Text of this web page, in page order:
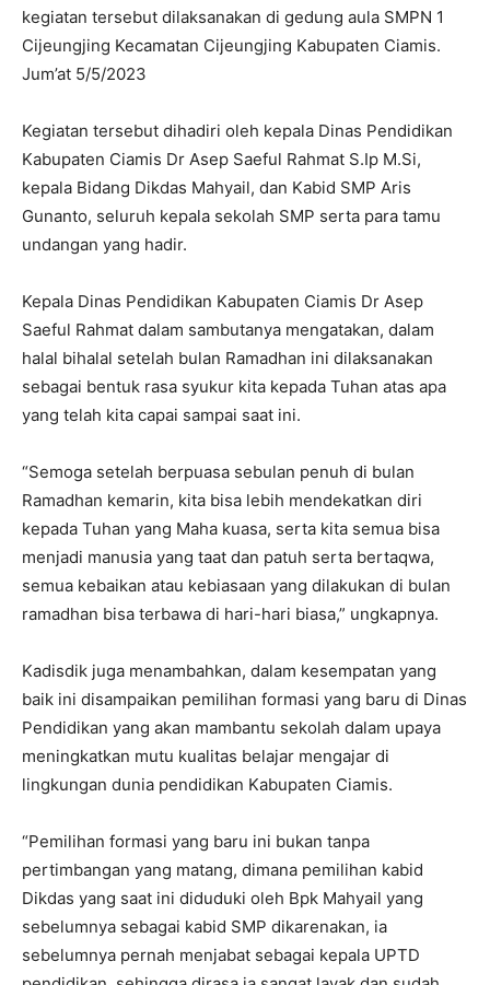
kegiatan tersebut dilaksanakan di gedung aula SMPN 1
Cijeungjing Kecamatan Cijeungjing Kabupaten Ciamis.
Jum’at 5/5/2023
Kegiatan tersebut dihadiri oleh kepala Dinas Pendidikan
Kabupaten Ciamis Dr Asep Saeful Rahmat S.Ip M.Si,
kepala Bidang Dikdas Mahyail, dan Kabid SMP Aris
Gunanto, seluruh kepala sekolah SMP serta para tamu
undangan yang hadir.
Kepala Dinas Pendidikan Kabupaten Ciamis Dr Asep
Saeful Rahmat dalam sambutanya mengatakan, dalam
halal bihalal setelah bulan Ramadhan ini dilaksanakan
sebagai bentuk rasa syukur kita kepada Tuhan atas apa
yang telah kita capai sampai saat ini.
“Semoga setelah berpuasa sebulan penuh di bulan
Ramadhan kemarin, kita bisa lebih mendekatkan diri
kepada Tuhan yang Maha kuasa, serta kita semua bisa
menjadi manusia yang taat dan patuh serta bertaqwa,
semua kebaikan atau kebiasaan yang dilakukan di bulan
ramadhan bisa terbawa di hari-hari biasa,” ungkapnya.
Kadisdik juga menambahkan, dalam kesempatan yang
baik ini disampaikan pemilihan formasi yang baru di Dinas
Pendidikan yang akan mambantu sekolah dalam upaya
meningkatkan mutu kualitas belajar mengajar di
lingkungan dunia pendidikan Kabupaten Ciamis.
“Pemilihan formasi yang baru ini bukan tanpa
pertimbangan yang matang, dimana pemilihan kabid
Dikdas yang saat ini diduduki oleh Bpk Mahyail yang
sebelumnya sebagai kabid SMP dikarenakan, ia
sebelumnya pernah menjabat sebagai kepala UPTD